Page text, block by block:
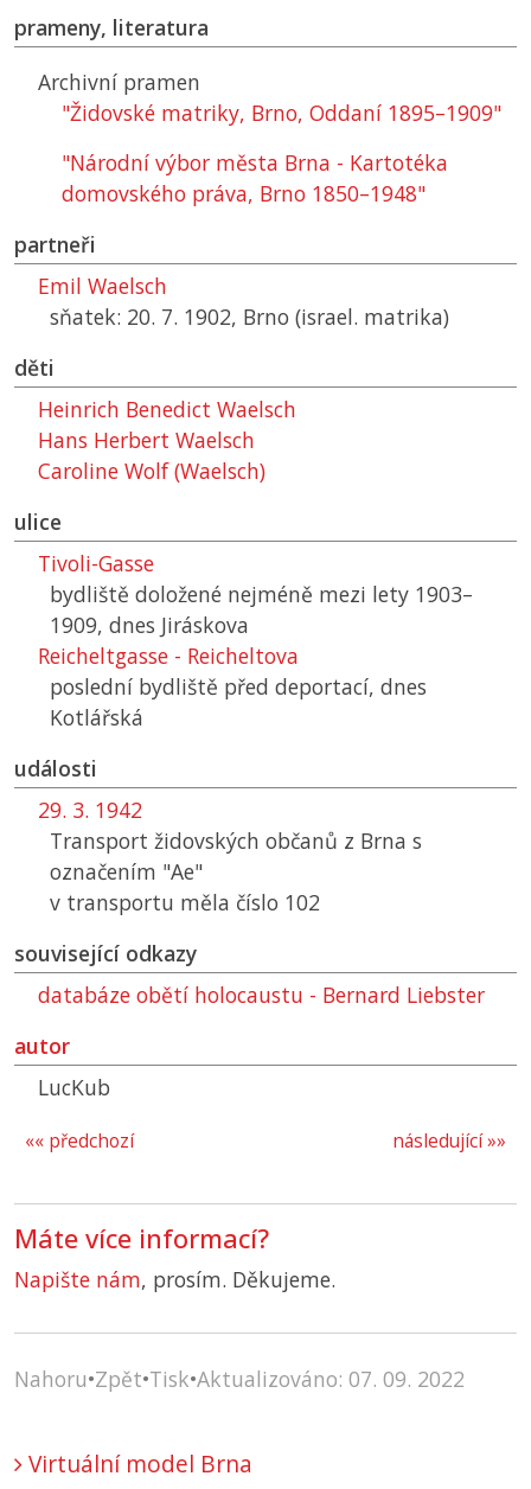
prameny, literatura
Archivní pramen
"Židovské matriky, Brno, Oddaní 1895–1909"
"Národní výbor města Brna - Kartotéka
domovského práva, Brno 1850–1948"
partneři
Emil Waelsch
sňatek: 20. 7. 1902, Brno (israel. matrika)
děti
Heinrich Benedict Waelsch
Hans Herbert Waelsch
Caroline Wolf (Waelsch)
ulice
Tivoli-Gasse
bydliště doložené nejméně mezi lety 1903–
1909, dnes Jiráskova
Reicheltgasse - Reicheltova
poslední bydliště před deportací, dnes
Kotlářská
události
29. 3. 1942
Transport židovských občanů z Brna s
označením "Ae"
v transportu měla číslo 102
související odkazy
databáze obětí holocaustu - Bernard Liebster
autor
LucKub
následující »»
«« předchozí
Máte více informací?
Napište nám, prosím. Děkujeme.
Nahoru•Zpět•Tisk•Aktualizováno: 07. 09. 2022
Virtuální model Brna